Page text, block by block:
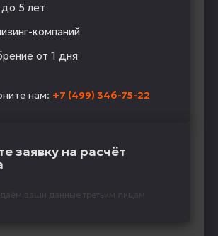
5 лет
компаний
от 1 дня
нам: +7 (499) 346-75-22
заявку на расчёт
ваши данные третьим лицам